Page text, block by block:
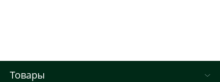
Товары